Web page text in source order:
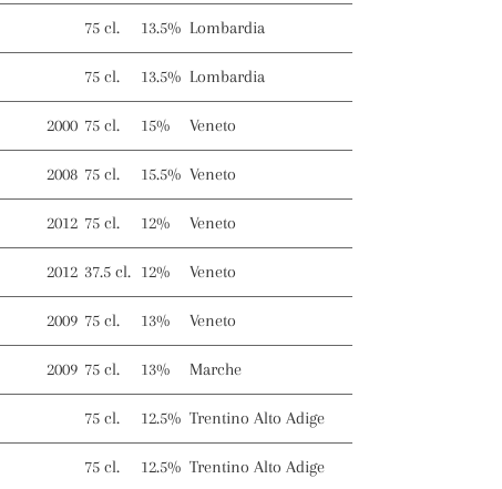
75 cl. 13.5% Lombardia
75 cl. 13.5% Lombardia
2000 75 cl. 15% Veneto
2008 75 cl. 15.5% Veneto
2012 75 cl. 12% Veneto
2012 37.5 cl. 12% Veneto
2009 75 cl. 13% Veneto
2009 75 cl. 13% Marche
75 cl. 12.5% Trentino Alto Adige
75 cl. 12.5% Trentino Alto Adige